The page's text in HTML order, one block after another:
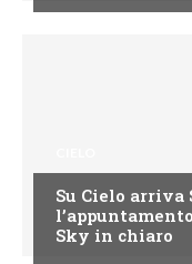
Su Cielo arriva
Sky in chiaro